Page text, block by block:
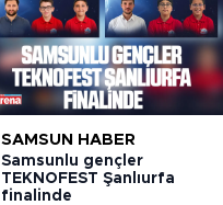
SAMSUN HABER
Samsunlu gençler
TEKNOFEST Şanlıurfa
finalinde